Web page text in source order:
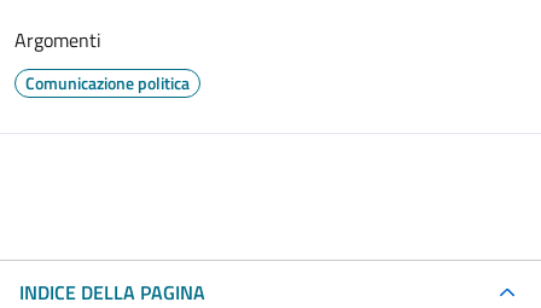
Argomenti
Comunicazione politica
INDICE DELLA PAGINA